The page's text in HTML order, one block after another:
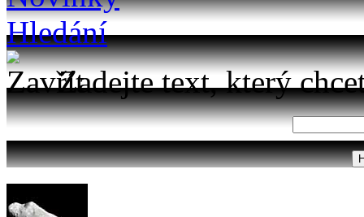
Hledání
Zadejte text, který